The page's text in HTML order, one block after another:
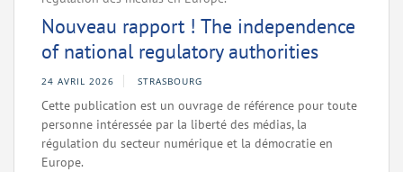
Nouveau rapport ! The independence
of national regulatory authorities
24 AVRIL 2026 STRASBOURG
Cette publication est un ouvrage de référence pour toute
personne intéressée par la liberté des médias, la
régulation du secteur numérique et la démocratie en
Europe.